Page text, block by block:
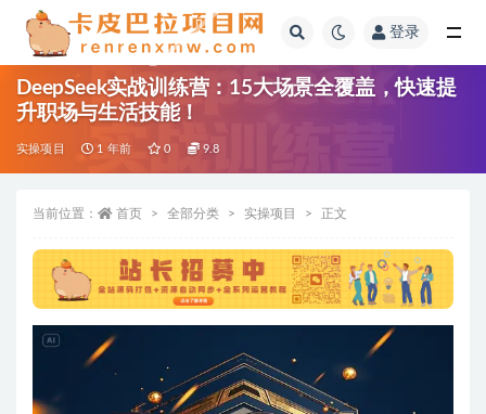
登录
DeepSeek实战训练营：15大场景全覆盖，快速提
升职场与生活技能！
实操项目 1 年前 0 9.8
当前位置： 首页 全部分类 实操项目 正文
全部